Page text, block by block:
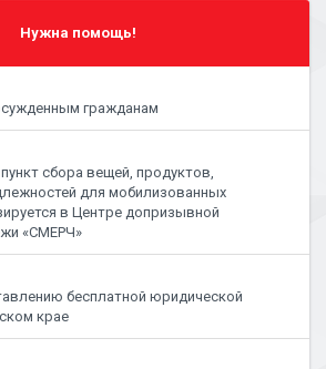
Нужна помощь!
гражданам
сбора вещей, продуктов,
для мобилизованных
в Центре допризывной
«СМЕРЧ»
бесплатной юридической
крае